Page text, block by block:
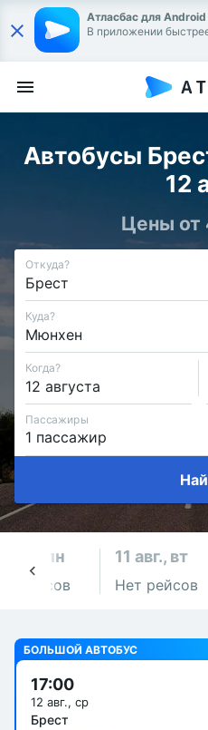
Атласбас для Android
В приложении
Автобусы
12
Цены от
Откуда?
Куда?
Когда?
Пассажиры
авг., пн
рейсов
11 авг., вт
Нет рейсов
БОЛЬШОЙ АВТОБУС
17:00
12 авг., ср
Брест